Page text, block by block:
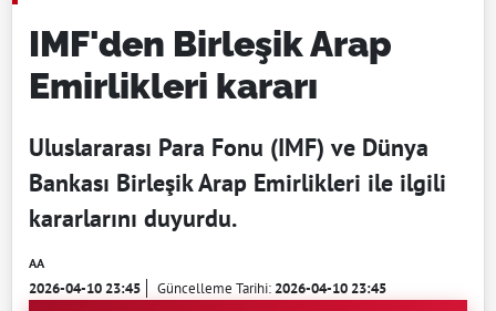
IMF'den Birleşik Arap
Emirlikleri kararı
Uluslararası Para Fonu (IMF) ve Dünya
Bankası Birleşik Arap Emirlikleri ile ilgili
kararlarını duyurdu.
AA
2026-04-10 23:45 Güncelleme Tarihi:2026-04-10 23:45